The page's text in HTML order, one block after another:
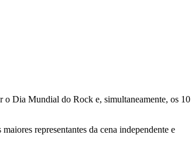
o Dia Mundial do Rock e, simultaneamente, os 10
representantes da cena independente e